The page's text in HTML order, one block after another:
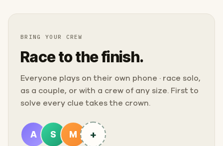
BRING YOUR CREW
Race to the finish.
Everyone plays on their own phone · race solo,
as a couple, or with a crew of any size. First to
solve every clue takes the crown.
A S M +